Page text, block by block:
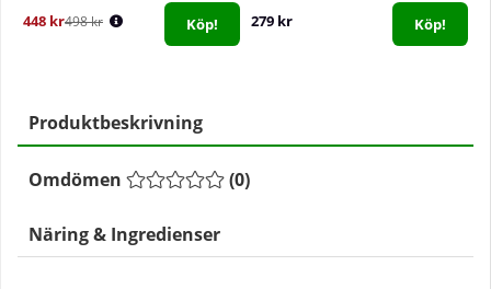
448 kr498 kr Köp! 279 kr Köp!
Produktbeskrivning
Omdömen (0)
Näring & Ingredienser